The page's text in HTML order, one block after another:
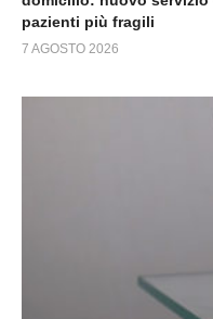
pazienti più fragili
7 AGOSTO 2026